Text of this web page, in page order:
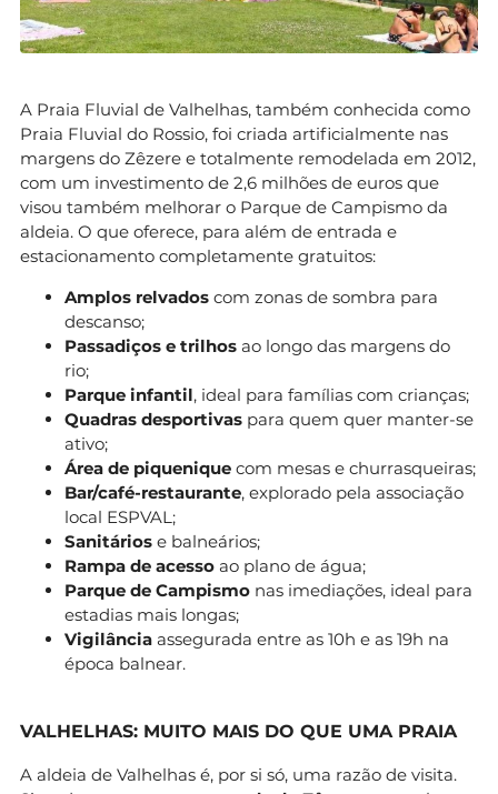
A Praia Fluvial de Valhelhas, também conhecida como
Praia Fluvial do Rossio, foi criada artificialmente nas
margens do Zêzere e totalmente remodelada em 2012,
com um investimento de 2,6 milhões de euros que
visou também melhorar o Parque de Campismo da
aldeia. O que oferece, para além de entrada e
estacionamento completamente gratuitos:
Amplos relvados com zonas de sombra para
descanso;
Passadiços e trilhos ao longo das margens do
rio;
Parque infantil, ideal para famílias com crianças;
Quadras desportivas para quem quer manter-se
ativo;
Área de piquenique com mesas e churrasqueiras;
Bar/café-restaurante, explorado pela associação
local ESPVAL;
Sanitários e balneários;
Rampa de acesso ao plano de água;
Parque de Campismo nas imediações, ideal para
estadias mais longas;
Vigilância assegurada entre as 10h e as 19h na
época balnear.
VALHELHAS: MUITO MAIS DO QUE UMA PRAIA
A aldeia de Valhelhas é, por si só, uma razão de visita.